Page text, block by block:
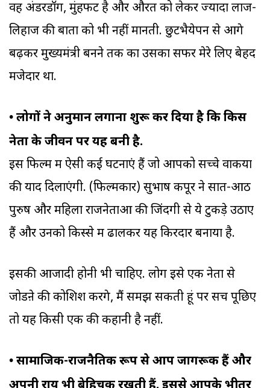
वह अंडरडॉग, मुंहफट है और औरत को लेकर ज्यादा लाज-
लिहाज की बातों को भी नहीं मानती. छुटभैयेपन से आगे
बढ़कर मुख्यमंत्री बनने तक का उसका सफर मेरे लिए बेहद
मजेदार था.
• लोगों ने अनुमान लगाना शुरू कर दिया है कि किस
नेता के जीवन पर यह बनी है.
इस फिल्म में ऐसी कई घटनाएं हैं जो आपको सच्चे वाकयों
की याद दिलाएंगी. (फिल्मकार) सुभाष कपूर ने सात-आठ
पुरुष और महिला राजनेताओं की जिंदगी से ये टुकड़े उठाए
हैं और उनको किस्से में ढालकर यह किरदार बनाया है.
इसकी आजादी होनी भी चाहिए. लोग इसे एक नेता से
जोडऩे की कोशिश करेंगे, मैं समझ सकती हूं पर सच पूछिए
तो यह किसी एक की कहानी है नहीं.
• सामाजिक-राजनैतिक रूप से आप जागरूक हैं और